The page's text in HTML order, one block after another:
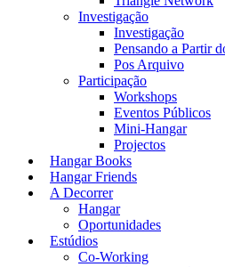
Investigação
Investigação
Pensando a Partir
Pos Arquivo
Participação
Workshops
Eventos Públicos
Mini-Hangar
Projectos
Hangar Books
Hangar Friends
A Decorrer
Hangar
Oportunidades
Estúdios
Co-Working